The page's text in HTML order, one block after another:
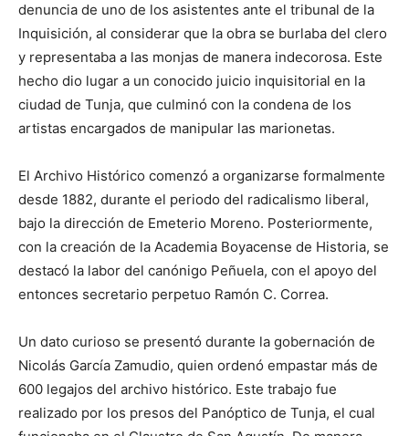
denuncia de uno de los asistentes ante el tribunal de la
Inquisición, al considerar que la obra se burlaba del clero
y representaba a las monjas de manera indecorosa. Este
hecho dio lugar a un conocido juicio inquisitorial en la
ciudad de Tunja, que culminó con la condena de los
artistas encargados de manipular las marionetas.
El Archivo Histórico comenzó a organizarse formalmente
desde 1882, durante el periodo del radicalismo liberal,
bajo la dirección de Emeterio Moreno. Posteriormente,
con la creación de la Academia Boyacense de Historia, se
destacó la labor del canónigo Peñuela, con el apoyo del
entonces secretario perpetuo Ramón C. Correa.
Un dato curioso se presentó durante la gobernación de
Nicolás García Zamudio, quien ordenó empastar más de
600 legajos del archivo histórico. Este trabajo fue
realizado por los presos del Panóptico de Tunja, el cual